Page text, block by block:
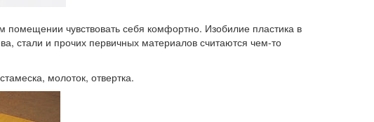
чувствовать себя комфортно. Изобилие пластика в
стали и прочих первичных материалов считаются чем-то
молоток, отвертка.